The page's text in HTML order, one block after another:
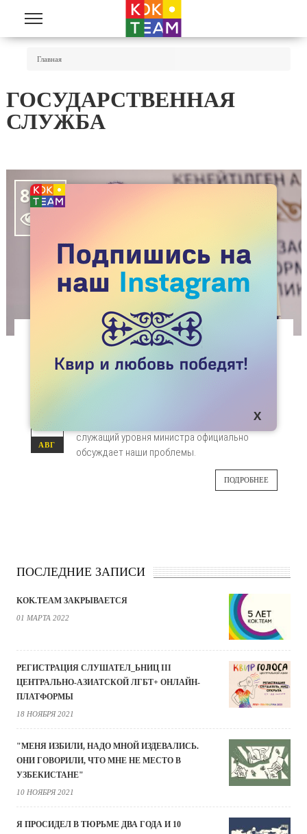
Перейти к основному содержанию
Главная
ГОСУДАРСТВЕННАЯ
СЛУЖБА
8107

ОФИЦИАЛЬНЫЙ ОТВЕТ МИНИСТРА АБАЕВА
ОБ ЛГБТ
07
АВГ
служащий уровня министра официально
обсуждает наши проблемы.
ПОДРОБНЕЕ
ПОСЛЕДНИЕ ЗАПИСИ
KOK.TEAM ЗАКРЫВАЕТСЯ
01 МАРТА 2022
РЕГИСТРАЦИЯ СЛУШАТЕЛ_ЬНИЦ III
ЦЕНТРАЛЬНО-АЗИАТСКОЙ ЛГБТ+ ОНЛАЙН-
ПЛАТФОРМЫ
18 НОЯБРЯ 2021
"МЕНЯ ИЗБИЛИ, НАДО МНОЙ ИЗДЕВАЛИСЬ.
ОНИ ГОВОРИЛИ, ЧТО МНЕ НЕ МЕСТО В
УЗБЕКИСТАНЕ"
10 НОЯБРЯ 2021
Я ПРОСИДЕЛ В ТЮРЬМЕ ДВА ГОДА И 10